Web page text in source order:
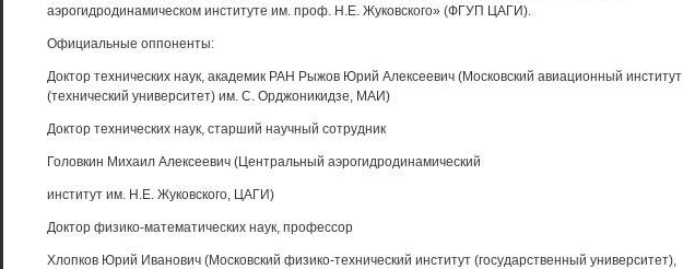
аэрогидродинамическом институте им. проф. Н.Е. Жуковского» (ФГУП ЦАГИ).
Официальные оппоненты:
Доктор технических наук, академик РАН Рыжов Юрий Алексеевич (Московский авиационный институт
(технический университет) им. С. Орджоникидзе, МАИ)
Доктор технических наук, старший научный сотрудник
Головкин Михаил Алексеевич (Центральный аэрогидродинамический
институт им. Н.Е. Жуковского, ЦАГИ)
Доктор физико-математических наук, профессор
Хлопков Юрий Иванович (Московский физико-технический институт (государственный университет),